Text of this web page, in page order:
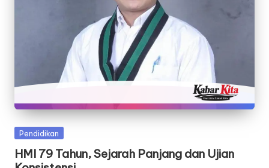
Posted
Pendidikan
HMI 79 Tahun, Sejarah Panjang dan Ujian